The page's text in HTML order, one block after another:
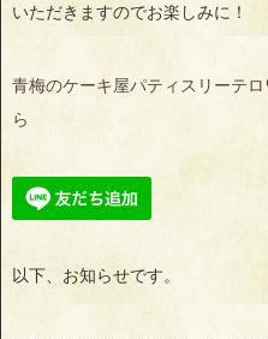
いただきますのでお楽しみに！
青梅のケーキ屋パティスリーテ
ら
以下、お知らせです。